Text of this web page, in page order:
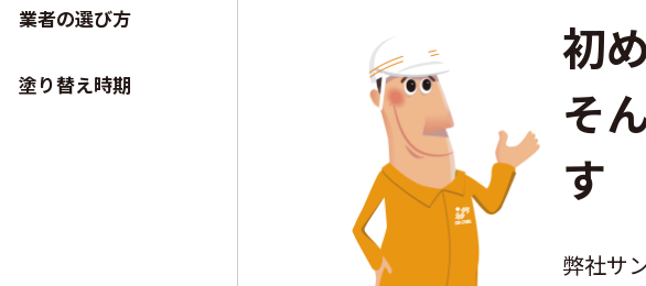
業者の選び方
塗り替え時期
初
そ
す
弊社サ